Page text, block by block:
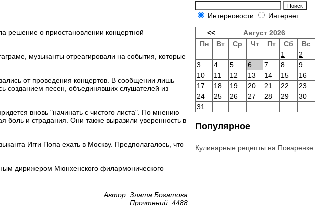
решение о приостановлении концертной
музыканты отреагировали на события, которые
от проведения концертов. В сообщении лишь
созданием песен, объединявших слушателей из
вновь "начинать с чистого листа". По мнению
боль и страдания. Они также выразили уверенность в
Игги Попа ехать в Москву. Предполагалось, что
дирижером Мюнхенского филармонического
Автор: Злата Богатова
Прочтений: 4488
Интерновости Интернет
<<
Август 2026
Пн
Вт Ср Чт Пт Сб
Вс
1
2
3
4 5 6 7 8
9
10
11 12 13 14 15
16
17
18 19 20 21 22
23
24
25 26 27 28 29
30
31
Популярное
Кулинарные рецепты на Поваренке